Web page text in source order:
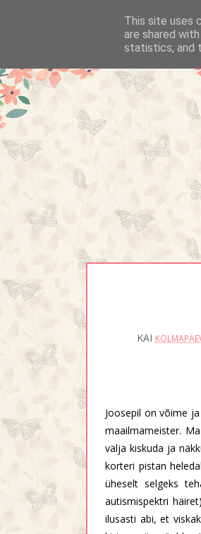
KAI
Joosepil on võime
maailmameister.
välja kiskuda ja
korteri pistan
üheselt selgeks
autismispektri
ilusasti abi, et
This site uses
are shared
statistics, and